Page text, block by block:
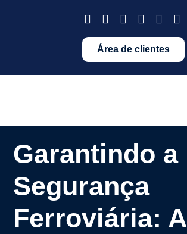
Área de clientes
Garantindo a
Segurança
Ferroviária: A